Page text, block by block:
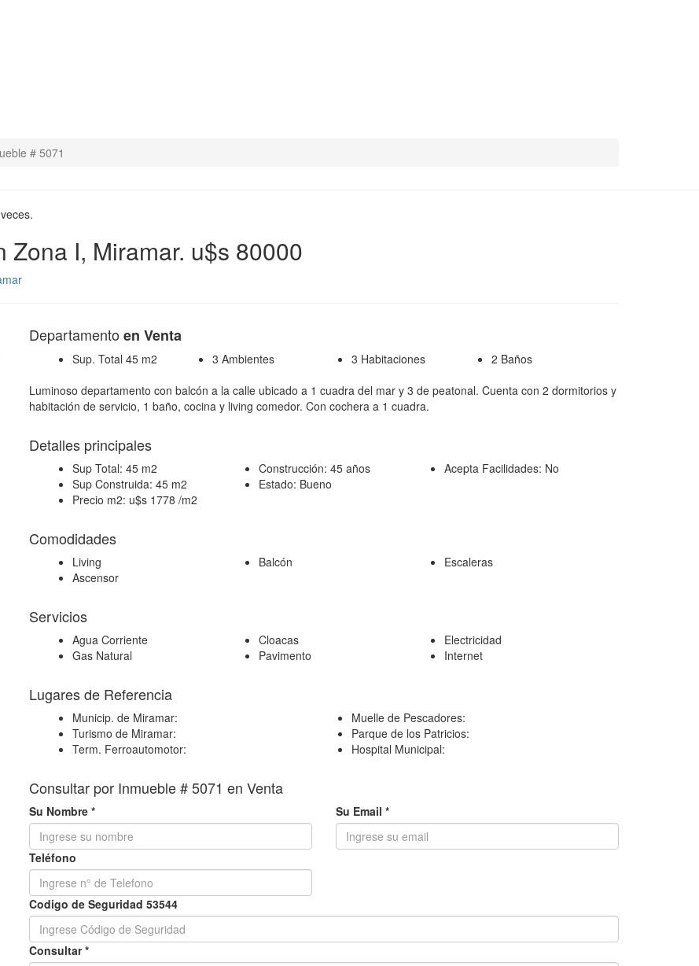
# 5071
I, Miramar. u$s 80000
Departamento en Venta
Sup. Total 45 m2 3 Ambientes 3 Habitaciones
2 Baños
Luminoso departamento con balcón a la calle ubicado a 1 cuadra del mar y 3 de peatonal. Cuenta con 2 dormitorios y
habitación de servicio, 1 baño, cocina y living comedor. Con cochera a 1 cuadra.
Detalles principales
Sup Total: 45 m2
Sup Construida: 45 m2
Precio m2: u$s 1778 /m2
Construcción: 45 años
Estado: Bueno
Acepta Facilidades: No
Comodidades
Living Balcón
Escaleras
Ascensor
Servicios
Agua Corriente Cloacas
Electricidad
Gas Natural
Pavimento Internet
Lugares de Referencia
Municip. de Miramar:
Turismo de Miramar:
Term. Ferroautomotor:
Muelle de Pescadores:
Parque de los Patricios:
Hospital Municipal:
Consultar por Inmueble # 5071 en Venta
Su Nombre * Su Email *
Teléfono
Codigo de Seguridad 53544
Consultar *